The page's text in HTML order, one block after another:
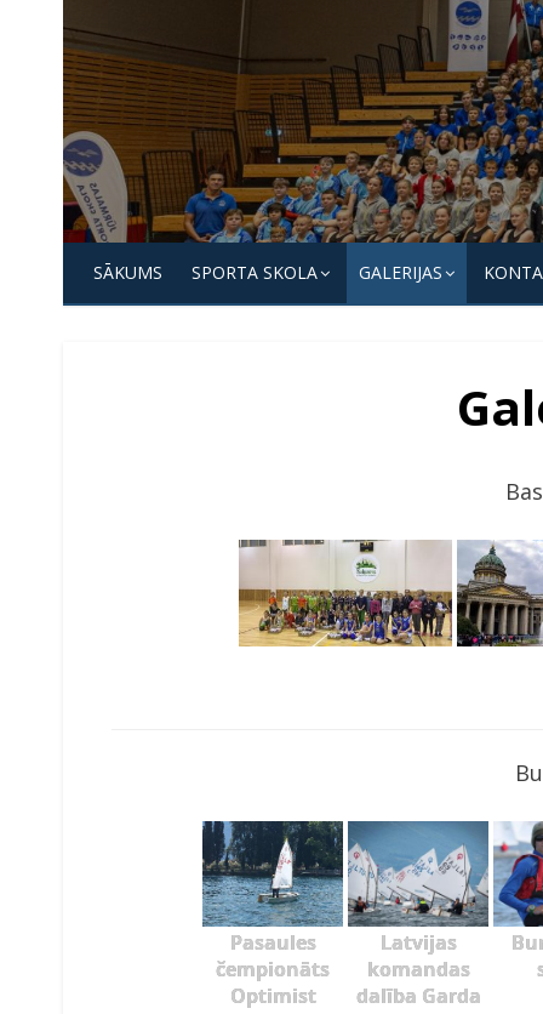
to
content
Jūrmalas
Sporta
skola
SĀKUMS SPORTA SKOLA GALERIJAS
Pasaules
čempionāts
Optimist
Latvijas
komandas
dalība Garda